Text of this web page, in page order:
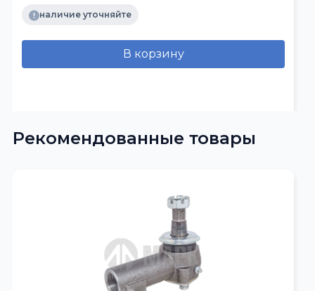
наличие уточняйте
В корзину
Рекомендованные товары